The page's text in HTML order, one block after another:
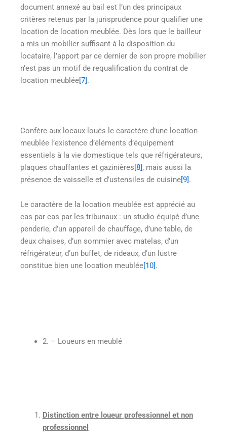
document annexé au bail est l’un des principaux
critères retenus par la jurisprudence pour qualifier une
location de location meublée. Dès lors que le bailleur
a mis un mobilier suffisant à la disposition du
locataire, l’apport par ce dernier de son propre mobilier
n’est pas un motif de requalification du contrat de
location meublée[7].
Confère aux locaux loués le caractère d’une location
meublée l’existence d’éléments d’équipement
essentiels à la vie domestique tels que réfrigérateurs,
plaques chauffantes et gazinières[8], mais aussi la
présence de vaisselle et d’ustensiles de cuisine[9].
Le caractère de la location meublée est apprécié au
cas par cas par les tribunaux : un studio équipé d’une
penderie, d’un appareil de chauffage, d’une table, de
deux chaises, d’un sommier avec matelas, d’un
réfrigérateur, d’un buffet, de rideaux, d’un lustre
constitue bien une location meublée[10].
2. – Loueurs en meublé
Distinction entre loueur professionnel et non
professionnel